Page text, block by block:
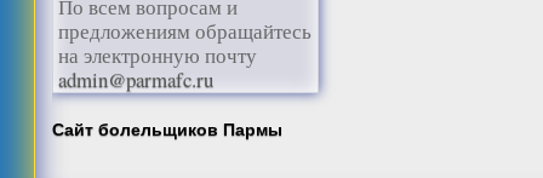
По всем вопросам и
предложениям обращайтесь
на электронную почту
admin@parmafc.ru
Сайт болельщиков Пармы